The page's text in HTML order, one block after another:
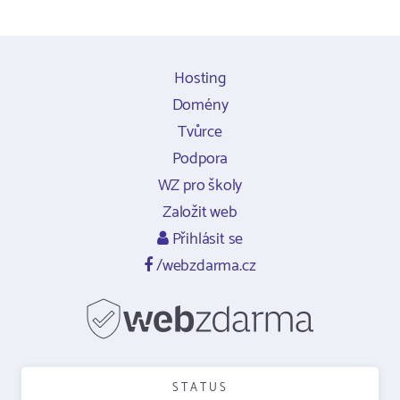
Hosting
Domény
Tvůrce
Podpora
WZ pro školy
Založit web
Přihlásit se
/webzdarma.cz
STATUS